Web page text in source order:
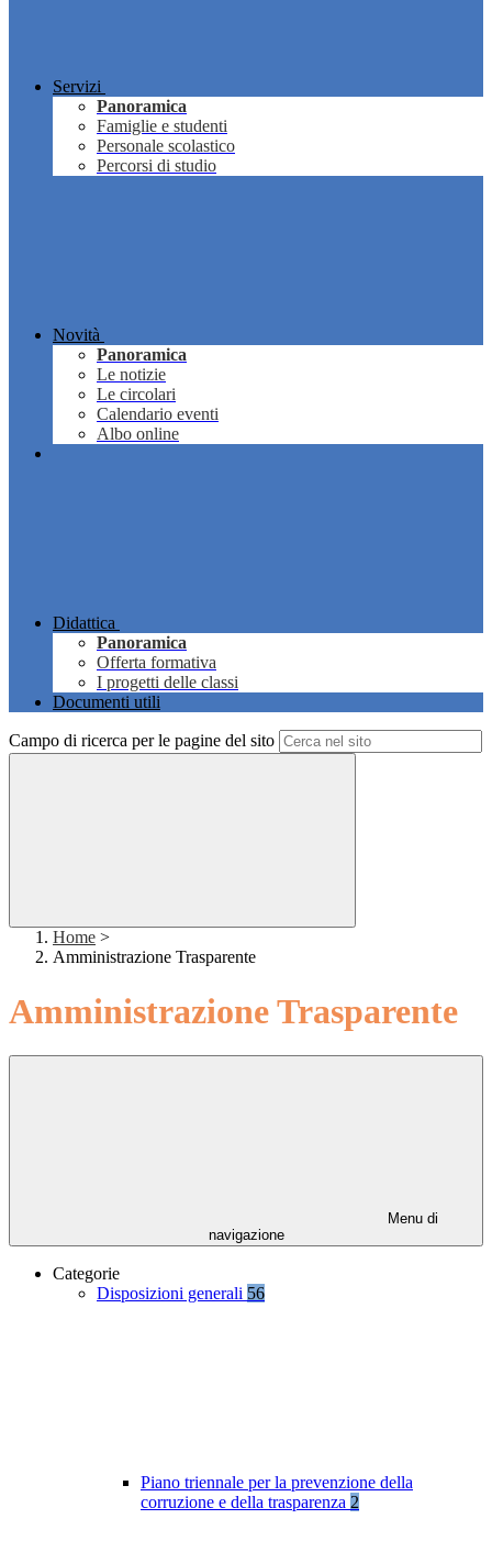
Servizi
Panoramica
Famiglie e studenti
Personale scolastico
Percorsi di studio
Novità
Panoramica
Le notizie
Le circolari
Calendario eventi
Albo online
Didattica
Panoramica
Offerta formativa
I progetti delle classi
Documenti utili
Campo di ricerca per le pagine del sito
Home >
Amministrazione Trasparente
Amministrazione Trasparente
Menu di
navigazione
Categorie
Disposizioni generali 56
Piano triennale per la prevenzione della
corruzione e della trasparenza 2